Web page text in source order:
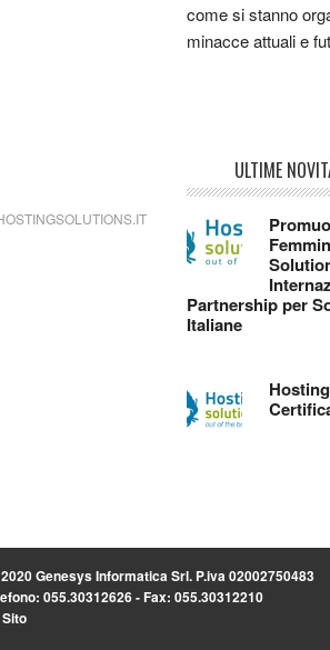
come si stanno
minacce attuali e
ULTIME
Partnership per
Italiane
Genesys Informatica Srl. P.iva 02002750483
055.30312626 - Fax: 055.30312210